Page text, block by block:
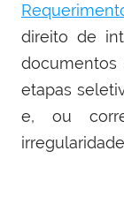
direito de
etapas
e, ou